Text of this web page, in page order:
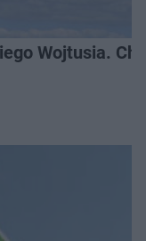
Wojtusia.